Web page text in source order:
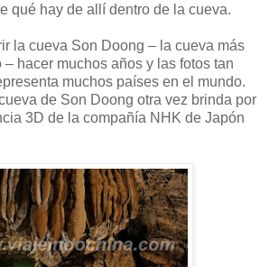
qué hay de allí dentro de la cueva.
la cueva Son Doong – la cueva más
hacer muchos años y las fotos tan
muchos países en el mundo.
de Son Doong otra vez brinda por
3D de la compañía NHK de Japón